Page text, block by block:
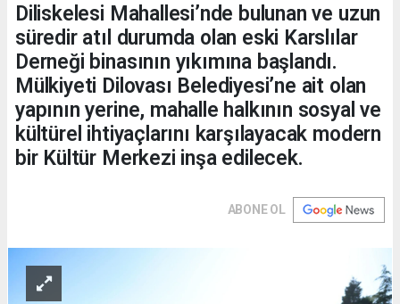
Diliskelesi Mahallesi’nde bulunan ve uzun
süredir atıl durumda olan eski Karslılar
Derneği binasının yıkımına başlandı.
Mülkiyeti Dilovası Belediyesi’ne ait olan
yapının yerine, mahalle halkının sosyal ve
kültürel ihtiyaçlarını karşılayacak modern
bir Kültür Merkezi inşa edilecek.
ABONE OL